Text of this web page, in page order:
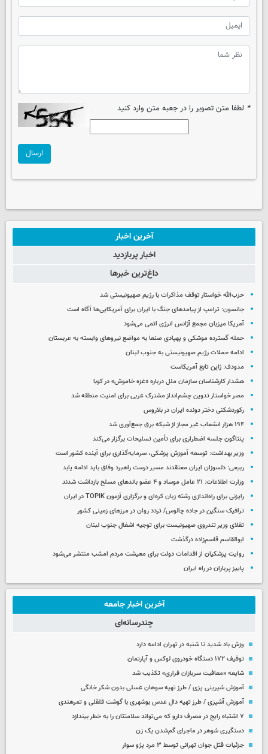
* لطفا متن تصویر را در جعبه متن وارد کنید
ارسال
آخرین اخبار
اخبار پربازدید
داغ‌ترین خبرها
حزب‌الله خواستار توقف مذاکرات با رژیم صهیونیستی شد
جانسون: ترامپ از پیامدهای جنگ با ایران برای آمریکایی‌ها آگاه است
آمریکا میزبان مجمع آژانس انرژی اتمی می‌شود
حمله گسترده موشکی و پهپادی صنعا به مواضع نیروهای وابسته به عربستان
ادامه حملات رژیم صهیونیستی به جنوب لبنان
مدودف: ژاپن تابع آمریکاست
هشدار کارشناسان سازمان ملل درباره «غزه‌ خاموش» در کوبا
مصر خواستار تدوین چشم‌انداز مشترک عربی برای امنیت منطقه شد
رکوردشکنی دختر دونده ایران در بلاروس
۱۹۴ هزار انشعاب غیر مجاز از شبکه برق جمع‌آوری شد
پنتاگون جلسه اضطراری برای تأمین تسلیحات برگزار می‌کند
وزیر بهداشت: توسعه آموزش پزشکی، سرمایه‌گذاری برای آینده کشور است
ربیعی: دلسوزان ایران معتقدند مسیر درست راهبرد وفاق باید ادامه یابد
وزارت اطلاعات: ۲۱ عامل موساد و ۴ عضو باندهای مسلح بازداشت شدند
رایزنی برای راه‌اندازی رشته زبان کره‌ای و برگزاری آزمون TOPIK در ایران
ترافیک سنگین در جاده چالوس/ تردد روان در مرزهای زمینی کشور
تقلای وزیر تندروی صهیونیست برای توجیه اشغال جنوب لبنان
ابوالقاسم قاسم‌زاده درگذشت
روایت پزشکیان از اقدامات دولت برای معیشت مردم امشب منتشر می‌شود
پاییز پرباران در راه ایران
آخرین اخبار جامعه
چندرسانه‌ای
وزش باد شدید تا شنبه در تهران ادامه دارد
توقیف ۱۷۲ دستگاه خودروی لوکس و آپارتمان
شایعه «معافیت سربازان فراری» تکذیب شد
آموزش شیرینی پزی / طرز تهیه سوهان عسلی بدون شکر خانگی
آموزش آشپزی / طرز تهیه دال عدس بوشهری با گوشت قلقلی و تمرهندی
۷ اشتباه رایج در مصرف دارو که می‌تواند سلامتتان را به خطر بیندازد
دستگیری شوهر در ماجرای گم‌شدن یک زن
جزئیات قتل جوان تهرانی توسط ۳ مرد پژو سوار